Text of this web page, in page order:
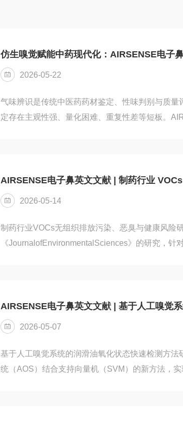
仿生嗅觉赋能中药现代化：AIRSENSE电子
2026-05-22
气味辨识是传统中医药药材鉴定、性味判别与质
定存在主观性强、量化困难、重复性差等短板。
质分级、性味辨识、炮制加工及仓储贮藏领域的
AIRSENSE电子鼻英文文献 | 制药行业
2026-05-14
制药行业VOCs无组织排放污染、恶臭与健康风险
《JournalofEnvironmentalSciences》的研究，针
复）差B厂：半密闭，大部分单元密封，少量泄漏
2026-05-07
基于人工嗅觉系统的润滑油氧化状态快速检测方
统（AOS）结合支持向量机（SVM）的新方法，